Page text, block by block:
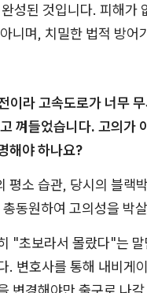
성된 것입니다. 피해가
니며, 치밀한 법적 방어
이라 고속도로가 너무
껴들었습니다. 고의가
해야 하나요?
평소 습관, 당시의 블랙
동원하여 고의성을 박
"초보라서 몰랐다"는
. 변호사를 통해 내비게